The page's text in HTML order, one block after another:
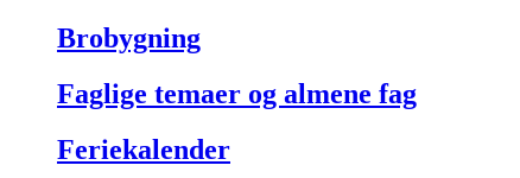
Brobygning
Faglige temaer og almene fag
Feriekalender